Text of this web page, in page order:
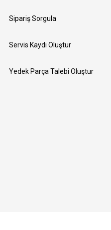
Sipariş Sorgula
Servis Kaydı Oluştur
Yedek Parça Talebi Oluştur